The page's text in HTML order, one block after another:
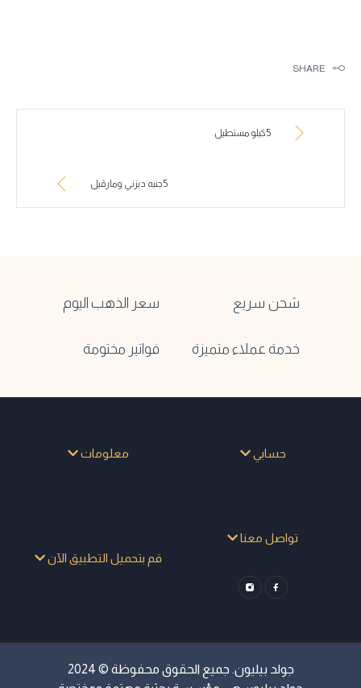
SHARE
5كيلو مستطيل
5جنيه ديزني ومارڤيل
شحن سريع سعر الذهب اليوم
خدمة عملاء متميزة فواتير مختومة
حسابي معلومات
تواصل معنا
قم بتحميل التطبيق الآن
جولد بيليون. جميع الحقوق محفوظة © 2024